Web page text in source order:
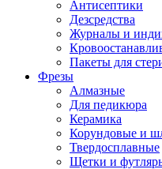
Антисептики
Дезсредства
Журналы и
Пакеты для
Фрезы
Алмазные
Для педикюра
Керамика
Корундовые и
Твердосплавные
Щетки и